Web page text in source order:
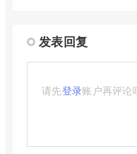
发表回复
请先登录账户再评论